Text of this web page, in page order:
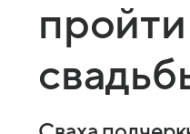
пройти